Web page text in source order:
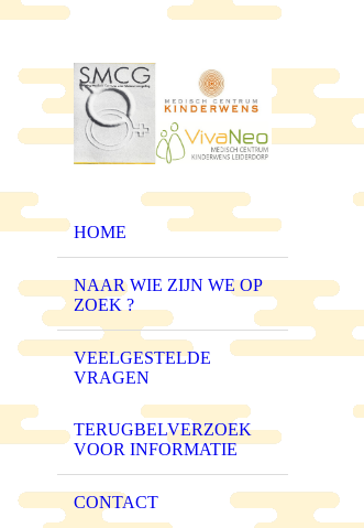
HOME
NAAR WIE ZIJN WE OP
ZOEK ?
VEELGESTELDE
VRAGEN
TERUGBELVERZOEK
VOOR INFORMATIE
CONTACT